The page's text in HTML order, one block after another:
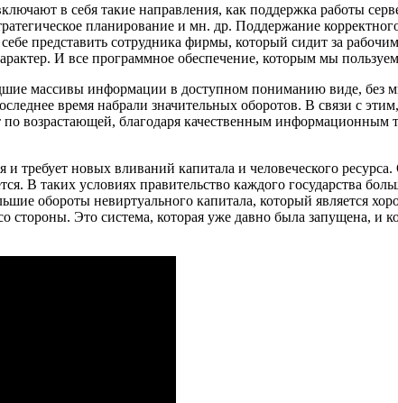
в себя такие направления, как поддержка работы
планирование и мн. др. Поддержание
представить сотрудника фирмы, который сидит за
И все программное обеспечение, которым мы
массивы информации в доступном пониманию виде, без
время набрали значительных оборотов. В связи с
возрастающей, благодаря качественным информационным
требует новых вливаний капитала и человеческого
В таких условиях правительство каждого государства
обороты невиртуального капитала, который является
стороны. Это система, которая уже давно была запущена, и